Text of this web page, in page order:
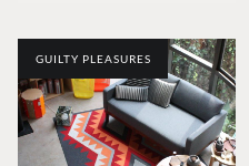
GUILTY PLEASURES